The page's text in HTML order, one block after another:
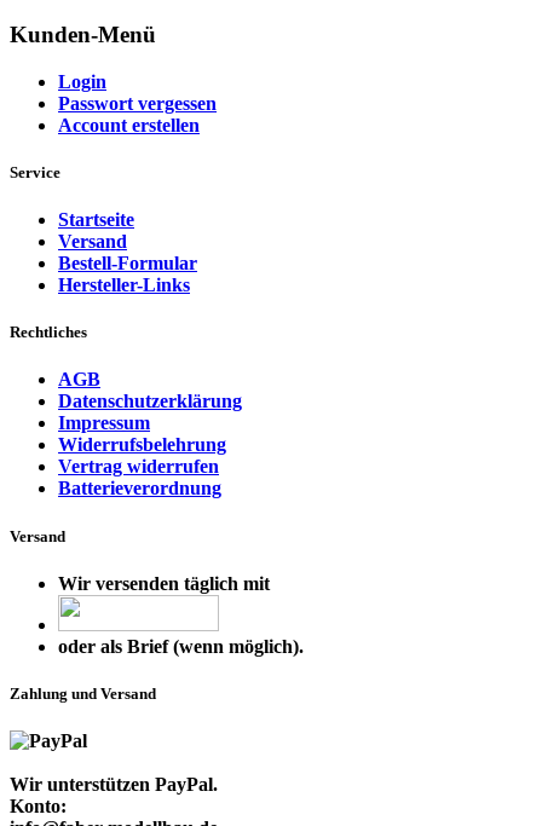
Kunden-Menü
Login
Passwort vergessen
Account erstellen
Service
Startseite
Versand
Bestell-Formular
Hersteller-Links
Rechtliches
AGB
Datenschutzerklärung
Impressum
Widerrufsbelehrung
Vertrag widerrufen
Batterieverordnung
Versand
Wir versenden täglich mit
oder als Brief (wenn möglich).
Zahlung und Versand
Wir unterstützen PayPal.
Konto: